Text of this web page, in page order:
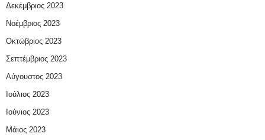
Δεκέμβριος 2023
Νοέμβριος 2023
Οκτώβριος 2023
Σεπτέμβριος 2023
Αύγουστος 2023
Ιούλιος 2023
Ιούνιος 2023
Μάιος 2023